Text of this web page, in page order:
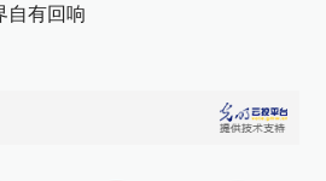
自有回响